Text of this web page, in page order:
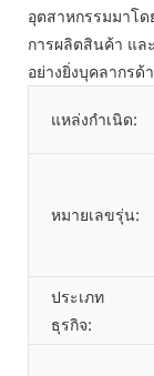
อุตสาหกรรมมาโ
การผลิตสินค้า แล
อย่างยิ่งบุคลากรด้
แหล่งกำเนิด:
หมายเลขรุ่น:
ประเภท
ธุรกิจ: